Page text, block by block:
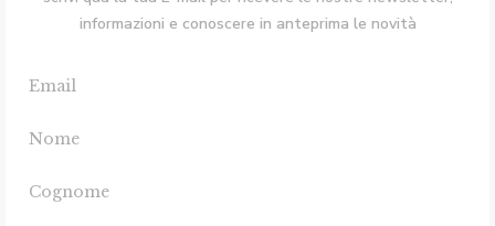
informazioni e conoscere in anteprima le novità